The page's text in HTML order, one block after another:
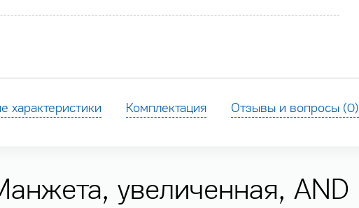
характеристики Комплектация Отзывы и вопросы (0)
увеличенная, AND